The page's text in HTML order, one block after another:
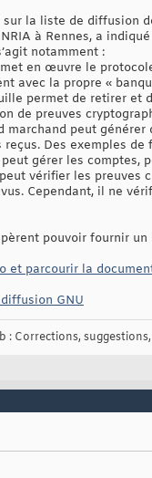
la liste de diffusion
à Rennes, a
notamment :
met en œuvre le
avec la propre «
permet de retirer et
de preuves
marchand peut
reçus. Des exemples
gérer les comptes,
vérifier les preuves
Cependant, il ne
pouvoir fournir
et parcourir la
GNU
: Corrections,